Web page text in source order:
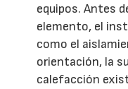
equipos. Antes
elemento, el
como el
orientación, la
calefacción